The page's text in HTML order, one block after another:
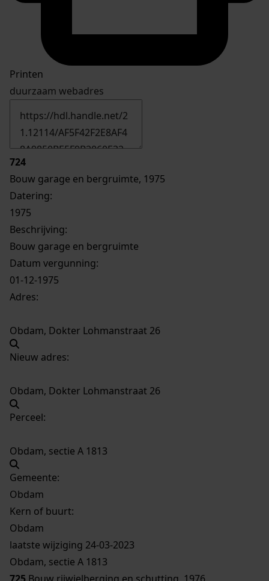
Printen
duurzaam webadres
724
Bouw garage en bergruimte, 1975
Datering:
1975
Beschrijving:
Bouw garage en bergruimte
Datum vergunning:
01-12-1975
Adres:
Obdam, Dokter Lohmanstraat 26
Nieuw adres:
Obdam, Dokter Lohmanstraat 26
Perceel:
Obdam, sectie A 1813
Gemeente:
Obdam
Kern of buurt:
Obdam
laatste wijziging 24-03-2023
Obdam, sectie A 1813
725 Bouw rijwielberging en schutting, 1976